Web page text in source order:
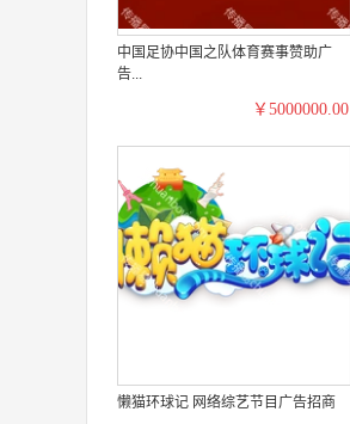
中国足协中国之队体育赛事赞助广
告...
￥5000000.00
懒猫环球记 网络综艺节目广告招商